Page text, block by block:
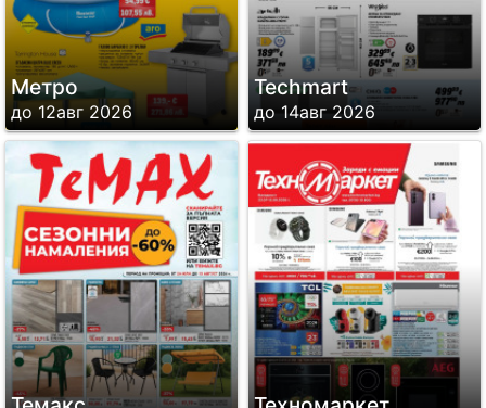
Метро
до 12авг 2026
Techmart
до 14авг 2026